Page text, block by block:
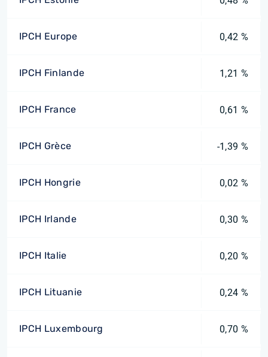
IPCH Europe 0,42 %
IPCH Finlande 1,21 %
IPCH France 0,61 %
IPCH Grèce -1,39 %
IPCH Hongrie 0,02 %
IPCH Irlande 0,30 %
IPCH Italie 0,20 %
IPCH Lituanie 0,24 %
IPCH Luxembourg 0,70 %